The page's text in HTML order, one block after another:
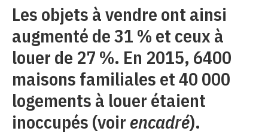
Les objets à vendre ont ainsi
augmenté de 31 % et ceux à
louer de 27 %. En 2015, 6400
maisons familiales et 40 000
logements à louer étaient
inoccupés (voir encadré).